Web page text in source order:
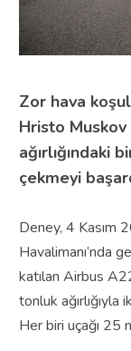
Zor hava
Hristo
ağırlığındaki
çekmeyi
Deney, 4 Kasım
Havalimanı’nda
katılan Airbus
tonluk ağırlığıyla
Her biri uçağı 25